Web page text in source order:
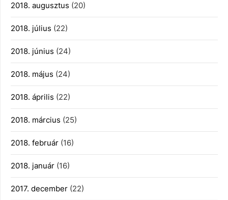
2018. augusztus (20)
2018. július (22)
2018. június (24)
2018. május (24)
2018. április (22)
2018. március (25)
2018. február (16)
2018. január (16)
2017. december (22)